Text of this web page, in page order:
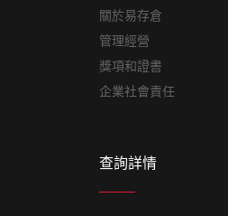
關於易存倉
管理經營
獎項和證書
企業社會責任
查詢詳情